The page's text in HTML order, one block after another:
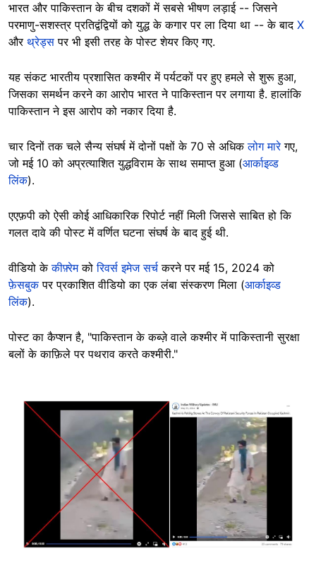
भारत और पाकिस्तान के बीच दशकों में सबसे भीषण लड़ाई -- जिसने
परमाणु-सशस्त्र प्रतिद्वंद्वियों को युद्ध के कगार पर ला दिया था -- के बाद X
और थ्रेड्स पर भी इसी तरह के पोस्ट शेयर किए गए.
यह संकट भारतीय प्रशासित कश्मीर में पर्यटकों पर हुए हमले से शुरू हुआ,
जिसका समर्थन करने का आरोप भारत ने पाकिस्तान पर लगाया है. हालांकि
पाकिस्तान ने इस आरोप को नकार दिया है.
चार दिनों तक चले सैन्य संघर्ष में दोनों पक्षों के 70 से अधिकलोग मारेगए,
जो मई 10 को अप्रत्याशित युद्धविराम के साथ समाप्त हुआ (आर्काइव्ड
लिंक).
एएफ़पी को ऐसी कोई आधिकारिक रिपोर्ट नहीं मिली जिससे साबित हो कि
गलत दावे की पोस्ट में वर्णित घटना संघर्ष के बाद हुई थी.
वीडियो केकीफ़्रेमकोरिवर्स इमेज सर्च करने पर मई 15, 2024 को
फ़ेसबुकपर प्रकाशित वीडियो का एक लंबा संस्करण मिला (आर्काइव्ड
लिंक).
पोस्ट का कैप्शन है, "पाकिस्तान के कब्ज़े वाले कश्मीर में पाकिस्तानी सुरक्षा
बलों के काफ़िले पर पथराव करते कश्मीरी."
Image